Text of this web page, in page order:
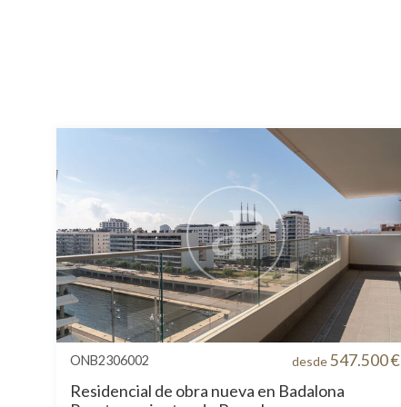
ONB2306002 desde547.500 €
Residencial de obra nueva en Badalona